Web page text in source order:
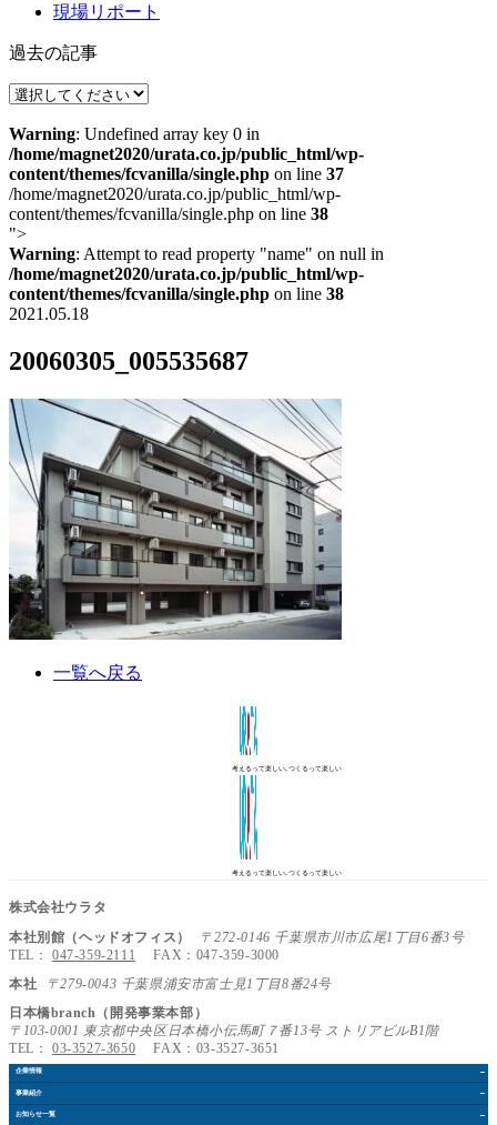
現場リポート
過去の記事
Warning: Undefined array key 0 in
/home/magnet2020/urata.co.jp/public_html/wp-
content/themes/fcvanilla/single.php on line 37
/home/magnet2020/urata.co.jp/public_html/wp-
content/themes/fcvanilla/single.php on line 38
">
Warning: Attempt to read property "name" on null in
/home/magnet2020/urata.co.jp/public_html/wp-
content/themes/fcvanilla/single.php on line 38
2021.05.18
20060305_005535687
一覧へ戻る
考えるって楽しい､つくるって楽しい
考えるって楽しい､つくるって楽しい
株式会社ウラタ
本社別館（ヘッドオフィス）
〒272-0146 千葉県市川市広尾1丁目6番3号
TEL： 047-359-2111 FAX：047-359-3000
本社
〒279-0043 千葉県浦安市富士見1丁目8番24号
日本橋branch（開発事業本部）
〒103-0001 東京都中央区日本橋小伝馬町７番13号 ストリアビルB1階
TEL： 03-3527-3650 FAX：03-3527-3651
企業情報
事業紹介
お知らせ一覧